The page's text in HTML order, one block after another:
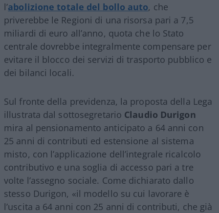
l’abolizione totale del bollo auto, che
priverebbe le Regioni di una risorsa pari a 7,5
miliardi di euro all’anno, quota che lo Stato
centrale dovrebbe integralmente compensare per
evitare il blocco dei servizi di trasporto pubblico e
dei bilanci locali.
Sul fronte della previdenza, la proposta della Lega
illustrata dal sottosegretario Claudio Durigon
mira al pensionamento anticipato a 64 anni con
25 anni di contributi ed estensione al sistema
misto, con l’applicazione dell’integrale ricalcolo
contributivo e una soglia di accesso pari a tre
volte l’assegno sociale. Come dichiarato dallo
stesso Durigon, «il modello su cui lavorare è
l’uscita a 64 anni con 25 anni di contributi, che già